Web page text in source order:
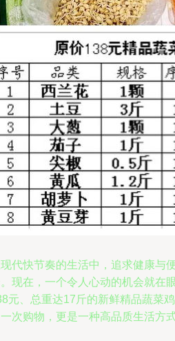
代快节奏的生活中，追求健康与
现在，一个令人心动的机会就在
元、总重达17斤的新鲜精品蔬菜
次购物，更是一种高品质生活方